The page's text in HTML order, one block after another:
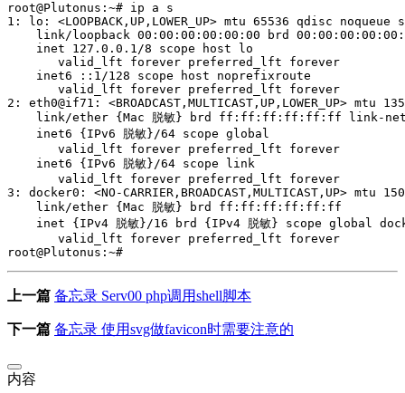
root@Plutonus:~# ip a s
1: lo: <LOOPBACK,UP,LOWER_UP> mtu 65536 qdisc
link/loopback 00:00:00:00:00:00 brd
    inet 127.0.0.1/8 scope host lo
       valid_lft forever preferred_lft forever
    inet6 ::1/128 scope host noprefixroute
       valid_lft forever preferred_lft forever
2: eth0@if71: <BROADCAST,MULTICAST,UP,LOWER_UP>
link/ether {Mac 脱敏} brd ff:ff:ff:ff:ff:ff link-
    inet6 {IPv6 脱敏}/64 scope global
       valid_lft forever preferred_lft forever
    inet6 {IPv6 脱敏}/64 scope link
       valid_lft forever preferred_lft forever
3: docker0: <NO-CARRIER,BROADCAST,MULTICAST,UP>
    link/ether {Mac 脱敏} brd ff:ff:ff:ff:ff:ff
inet {IPv4 脱敏}/16 brd {IPv4 脱敏} scope global
       valid_lft forever preferred_lft forever
上一篇 备忘录 Serv00 php调用shell脚本
下一篇 备忘录 使用svg做favicon时需要注意的
内容